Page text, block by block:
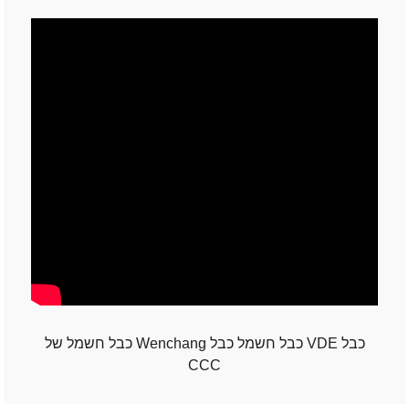
כבל חשמל של Wenchang כבל חשמל כבל VDE כבל
CCC